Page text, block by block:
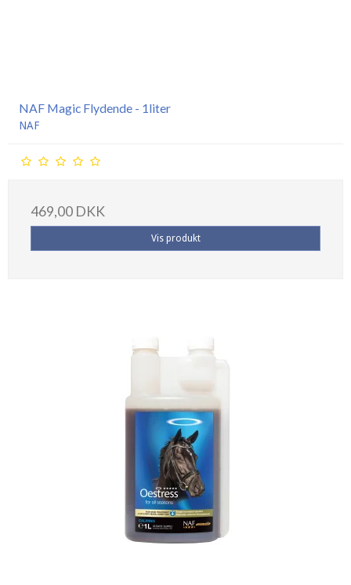
NAF Magic Flydende - 1liter
NAF
469,00 DKK
Vis produkt